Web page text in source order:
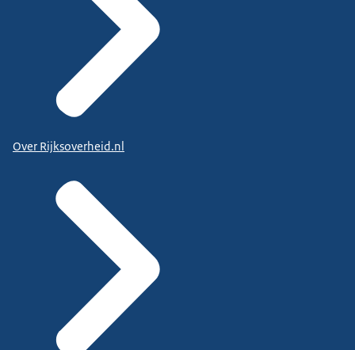
Over Rijksoverheid.nl